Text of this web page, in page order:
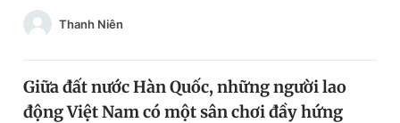
Chuyên mục khác
Tin thị trường Tin 360
Tin đã xem
Đăng xuất
Thanh Niên
Giữa đất nước Hàn Quốc, những người lao
động Việt Nam có một sân chơi đầy hứng